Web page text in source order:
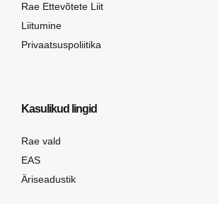
Rae Ettevõtete Liit
Liitumine
Privaatsuspoliitika
Kasulikud lingid
Rae vald
EAS
Äriseadustik